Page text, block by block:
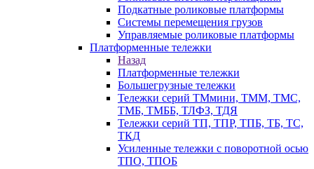
Подкатные роликовые платформы
Системы перемещения грузов
Управляемые роликовые платформы
Платформенные тележки
Назад
Платформенные тележки
Большегрузные тележки
Тележки серий ТМмини, ТММ, ТМС,
ТМБ, ТМББ, ТЛФЗ, ТДЯ
Тележки серий ТП, ТПР, ТПБ, ТБ, ТС,
ТКД
Усиленные тележки с поворотной осью
ТПО, ТПОБ